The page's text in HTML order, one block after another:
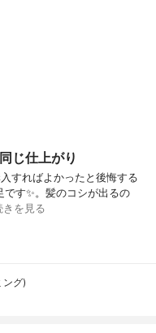
じ仕上がり
すればよかったと後悔する
です✨。髪のコシが出るの
きを見る
ング)